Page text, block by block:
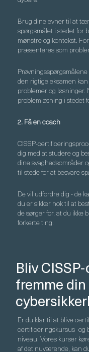
Brug dine evner til at
spørgsmålet i stedet for
mønstre og kontekst.
præsenteres som
den rigtige eksamen
problemer og
problemløsning i stedet
2. Få en coach
CISSP-
dig med at studere og
dine svaghedsområder
til stede for at besvare
De vil udfordre dig - de
du er sikker nok til at
de sørger for, at du ikke
forkerte ting.
Bliv
fremme din
Er du klar til at blive
certificeringskursus og
niveau. Vores kurser
af det nuværende, kan